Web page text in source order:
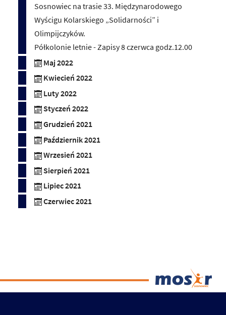
Sosnowiec na trasie 33. Międzynarodowego
Wyścigu Kolarskiego „Solidarności” i
Olimpijczyków.
Półkolonie letnie - Zapisy 8 czerwca godz.12.00
Maj 2022
Kwiecień 2022
Luty 2022
Styczeń 2022
Grudzień 2021
Październik 2021
Wrzesień 2021
Sierpień 2021
Lipiec 2021
Czerwiec 2021